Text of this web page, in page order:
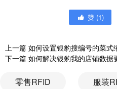
赞 (1)
上一篇 如何设置银豹搜编号的菜式
下一篇 如何解决银豹我的店铺数据
零售RFID 服装